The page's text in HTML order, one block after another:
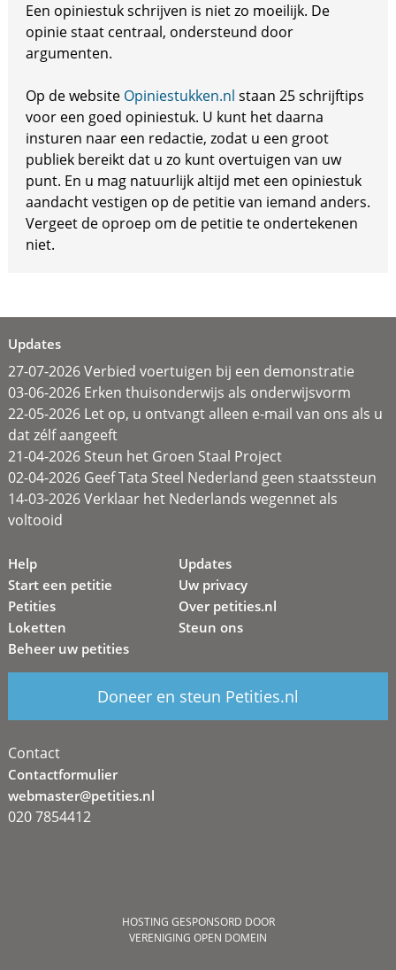
Een opiniestuk schrijven is niet zo moeilijk. De
opinie staat centraal, ondersteund door
argumenten.
Op de website Opiniestukken.nl staan 25 schrijftips
voor een goed opiniestuk. U kunt het daarna
insturen naar een redactie, zodat u een groot
publiek bereikt dat u zo kunt overtuigen van uw
punt. En u mag natuurlijk altijd met een opiniestuk
aandacht vestigen op de petitie van iemand anders.
Vergeet de oproep om de petitie te ondertekenen
niet.
Updates
27-07-2026 Verbied voertuigen bij een demonstratie
03-06-2026 Erken thuisonderwijs als onderwijsvorm
22-05-2026 Let op, u ontvangt alleen e-mail van ons als u
dat zélf aangeeft
21-04-2026 Steun het Groen Staal Project
02-04-2026 Geef Tata Steel Nederland geen staatssteun
14-03-2026 Verklaar het Nederlands wegennet als
voltooid
Help
Start een petitie
Petities
Loketten
Beheer uw petities
Updates
Uw privacy
Over petities.nl
Steun ons
Doneer en steun Petities.nl
Contact
Contactformulier
webmaster@petities.nl
020 7854412
HOSTING GESPONSORD DOOR
VERENIGING OPEN DOMEIN